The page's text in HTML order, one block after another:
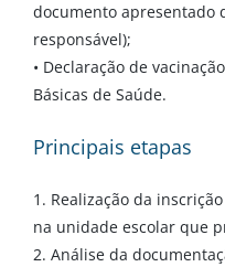
documento apresentado
responsável);
• Declaração de
Básicas de Saúde.
Principais etapas
1. Realização da
na unidade escolar que
2. Análise da